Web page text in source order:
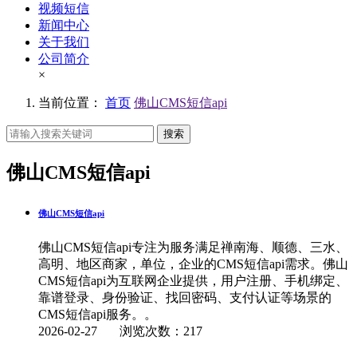
视频短信
新闻中心
关于我们
公司简介
×
当前位置： 首页 佛山CMS短信api
搜索
佛山CMS短信api
佛山CMS短信api
佛山CMS短信api专注为服务满足禅南海、顺德、三水、
高明、地区商家，单位，企业的CMS短信api需求。佛山
CMS短信api为互联网企业提供，用户注册、手机绑定、
靠谱登录、身份验证、找回密码、支付认证等场景的
CMS短信api服务。。
2026-02-27 浏览次数：217